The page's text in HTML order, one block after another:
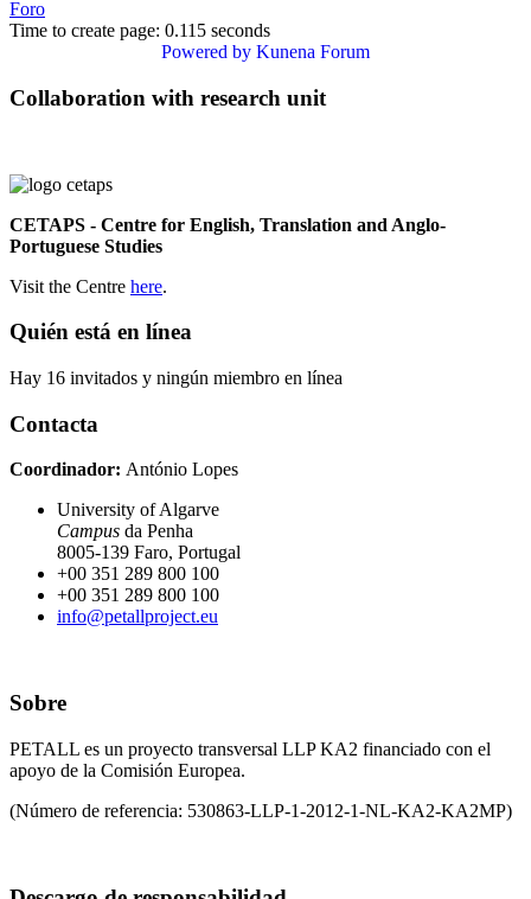
Foro
Time to create page: 0.115 seconds
Powered by Kunena Forum
Collaboration with research unit
CETAPS - Centre for English, Translation and Anglo-
Portuguese Studies
Visit the Centre here.
Quién está en línea
Hay 16 invitados y ningún miembro en línea
Contacta
Coordinador: António Lopes
University of Algarve
Campus da Penha
8005-139 Faro, Portugal
+00 351 289 800 100
+00 351 289 800 100
info@petallproject.eu
Sobre
PETALL es un proyecto transversal LLP KA2 financiado con el
apoyo de la Comisión Europea.
(Número de referencia: 530863-LLP-1-2012-1-NL-KA2-KA2MP)